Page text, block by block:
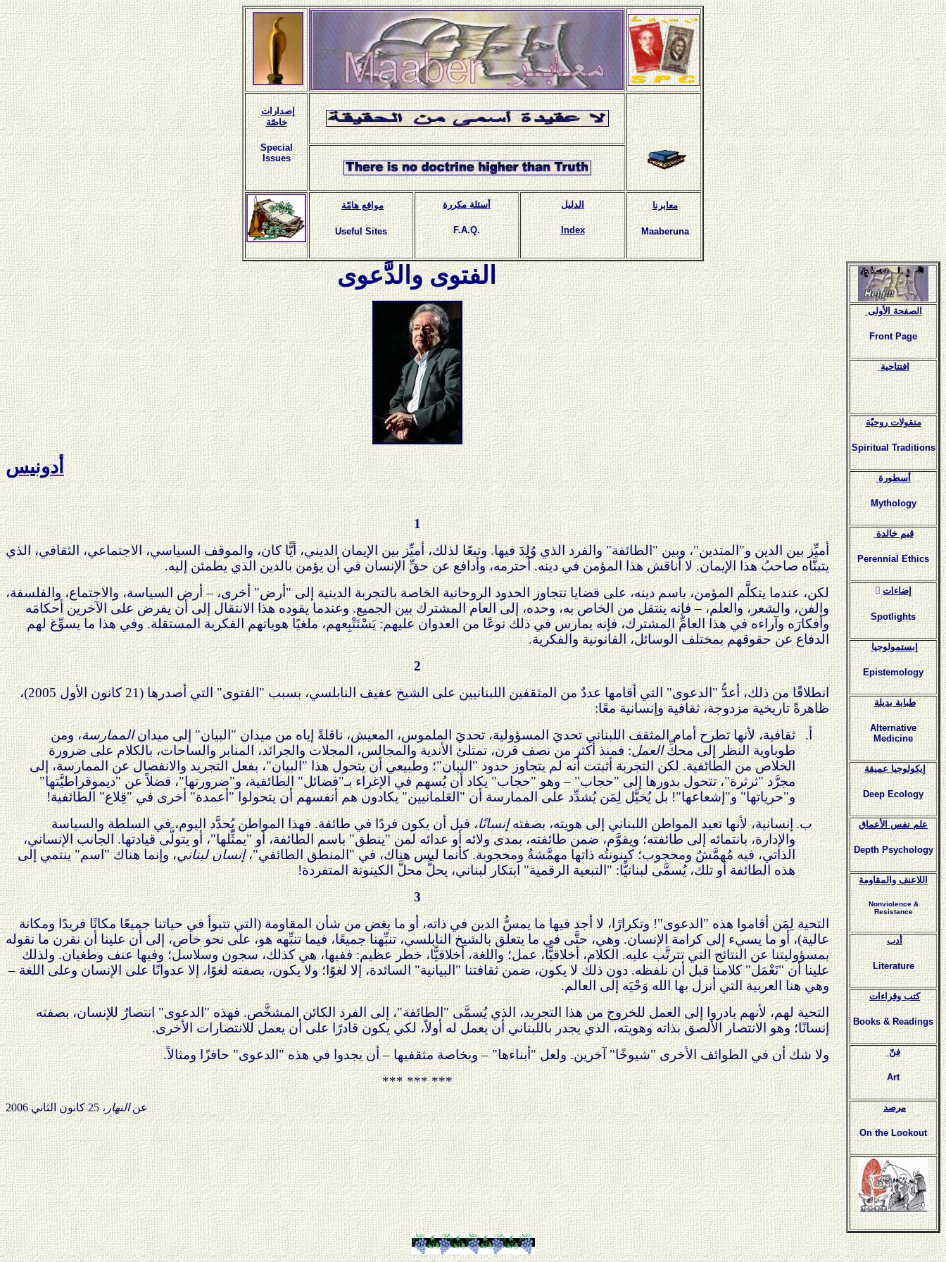
إصدارات
خاصّة
Special
Issues
مواقع هامّة
Useful Sites
أسئلة مكررة
F.A.Q.
الدليل
Index
معابرنا
Maaberuna
الفتوى والدَّعوى
أدونيس
1
أميِّز بين الدين و"المتدين"، وبين "الطائفة" والفرد الذي وُلِدَ فيها. وتبعًا لذلك، أميِّز بين الإيمان الديني، أيًّا كان، والموقف السياسي، الاجتماعي، الثقافي، الذي
يتبنَّاه صاحبُ هذا الإيمان. لا أناقش هذا المؤمن في دينه. أحترمه، وأدافع عن حقِّ الإنسان في أن يؤمن بالدين الذي يطمئن إليه.
لكن، عندما يتكلَّم المؤمن، باسم دينه، على قضايا تتجاوز الحدود الروحانية الخاصة بالتجربة الدينية إلى "أرض" أخرى، – أرض السياسة، والاجتماع، والفلسفة،
والفن، والشعر، والعلم، – فإنه ينتقل من الخاص به، وحده، إلى العام المشترك بين الجميع. وعندما يقوده هذا الانتقال إلى أن يفرض على الآخرين أحكامَه
وأفكارَه وآراءه في هذا العامِّ المشترك، فإنه يمارس في ذلك نوعًا من العدوان عليهم: يَسْتَتْبِعهم، ملغيًا هوياتهم الفكرية المستقلة. وفي هذا ما يسوِّغ لهم
الدفاع عن حقوقهم بمختلف الوسائل، القانونية والفكرية.
2
انطلاقًا من ذلك، أعدُّ "الدعوى" التي أقامها عددٌ من المثقفين اللبنانيين على الشيخ عفيف النابلسي، بسبب "الفتوى" التي أصدرها (21 كانون الأول 2005)،
ظاهرةً تاريخية مزدوجة، ثقافية وإنسانية معًا:
أ‌.
ثقافية، لأنها تطرح أمام المثقف اللبناني تحديَ المسؤولية، تحديَ الملموس، المعيش، ناقلةً إياه من ميدان "البيان" إلى ميدانالممارسة، ومن
طوباوية النظر إلى محكِّالعمل: فمنذ أكثر من نصف قرن، تمتلئ الأندية والمجالس، المجلات والجرائد، المنابر والساحات، بالكلام على ضرورة
الخلاص من الطائفية. لكن التجربة أثبتت أنه لم يتجاوز حدود "البيان"؛ وطبيعي أن يتحول هذا "البيان"، بفعل التجريد والانفصال عن الممارسة، إلى
مجرَّد "ثرثرة"، تتحول بدورها إلى "حجاب" – وهو "حجاب" يكاد أن يُسهم في الإغراء بـ"فضائل" الطائفية، و"ضرورتها"، فضلاً عن "ديموقراطيَّتها"
و"حرياتها" و"إشعاعها"! بل يُخيَّل لِمَن يُشدِّد على الممارسة أن "العَلمانيين" يكادون هم أنفسهم أن يتحولوا "أعمدة" أخرى في "قِلاع" الطائفية!
ب‌.إنسانية، لأنها تعيد المواطن اللبناني إلى هويته، بصفتهإنسانًا، قبل أن يكون فردًا في طائفة. فهذا المواطن يُحدَّد اليوم، في السلطة والسياسة
والإدارة، بانتمائه إلى طائفته؛ ويقوَّم، ضمن طائفته، بمدى ولائه أو عدائه لمن "ينطق" باسم الطائفة، أو "يمثِّلها"، أو يتولَّى قيادتها. الجانب الإنساني،
الذاتي، فيه مُهمَّشٌ ومحجوب؛ كينونتُه ذاتها مهمَّشةٌ ومحجوبة. كأنما ليس هناك، في "المنطق الطائفي"،إنسان لبناني، وإنما هناك "اسم" ينتمي إلى
هذه الطائفة أو تلك، يُسمَّى لبنانيًّا: "التبعية الرقمية" ابتكار لبناني، يحلُّ محلَّ الكينونة المتفردة!
3
التحية لِمَن أقاموا هذه "الدعوى"! وتكرارًا، لا أجد فيها ما يمسُّ الدين في ذاته، أو ما يغض من شأن المقاومة (التي تتبوأ في حياتنا جميعًا مكانًا فريدًا ومكانة
عالية)، أو ما يسيء إلى كرامة الإنسان. وهي، حتَّى في ما يتعلق بالشيخ النابلسي، تنبِّهنا جميعًا، فيما تنبِّهه هو، على نحو خاص، إلى أن علينا أن نقرن ما نقوله
بمسؤوليتنا عن النتائج التي تترتَّب عليه. الكلام، أخلاقيًّا، عمل؛ واللغة، أخلاقيًّا، خطر عظيم: ففيها، هي كذلك، سجون وسلاسل؛ وفيها عنف وطغيان. ولذلك
علينا أن "نَعْمَل" كلامنا قبل أن نلفظه. دون ذلك لا يكون، ضمن ثقافتنا "البيانية" السائدة، إلا لغوًا؛ ولا يكون، بصفته لغوًا، إلا عدوانًا على الإنسان وعلى اللغة –
وهي هنا العربية التي أنزل بها الله وَحْيَه إلى العالم.
التحية لهم، لأنهم بادروا إلى العمل للخروج من هذا التجريد، الذي يُسمَّى "الطائفة"، إلى الفرد الكائن المشخَّص. فهذه "الدعوى" انتصارٌ للإنسان، بصفته
إنسانًا؛ وهو الانتصار الألصق بذاته وهويته، الذي يجدر باللبناني أن يعمل له أولاً، لكي يكون قادرًا على أن يعمل للانتصارات الأخرى.
ولا شك أن في الطوائف الأخرى "شيوخًا" آخرين. ولعل "أبناءها" – وبخاصة مثقفيها – أن يجدوا في هذه "الدعوى" حافزًا ومثالاً.
*** *** ***
عنالنهار، 25 كانون الثاني 2006
الصفحة الأولى
Front Page
افتتاحية
منقولات روحيّة
Spiritual Traditions
أسطورة
Mythology
قيم خالدة
Perennial Ethics
ٍإضاءات
Spotlights
إبستمولوجيا
Epistemology
طبابة بديلة
Alternative
Medicine
إيكولوجيا عميقة
Deep Ecology
علم نفس الأعماق
Depth Psychology
اللاعنف والمقاومة
Nonviolence &
Resistance
أدب
Literature
كتب وقراءات
Books & Readings
فنّ
Art
مرصد
On the Lookout